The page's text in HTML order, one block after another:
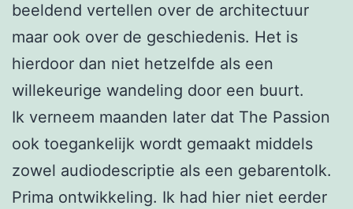
beeldend vertellen over de architectuur
maar ook over de geschiedenis. Het is
hierdoor dan niet hetzelfde als een
willekeurige wandeling door een buurt.
Ik verneem maanden later dat The Passion
ook toegankelijk wordt gemaakt middels
zowel audiodescriptie als een gebarentolk.
Prima ontwikkeling. Ik had hier niet eerder